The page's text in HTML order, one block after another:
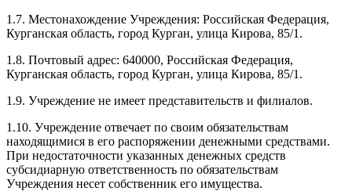
1.7. Местонахождение Учреждения: Российская Федерация,
Курганская область, город Курган, улица Кирова, 85/1.
1.8. Почтовый адрес: 640000, Российская Федерация,
Курганская область, город Курган, улица Кирова, 85/1.
1.9. Учреждение не имеет представительств и филиалов.
1.10. Учреждение отвечает по своим обязательствам
находящимися в его распоряжении денежными средствами.
При недостаточности указанных денежных средств
субсидиарную ответственность по обязательствам
Учреждения несет собственник его имущества.